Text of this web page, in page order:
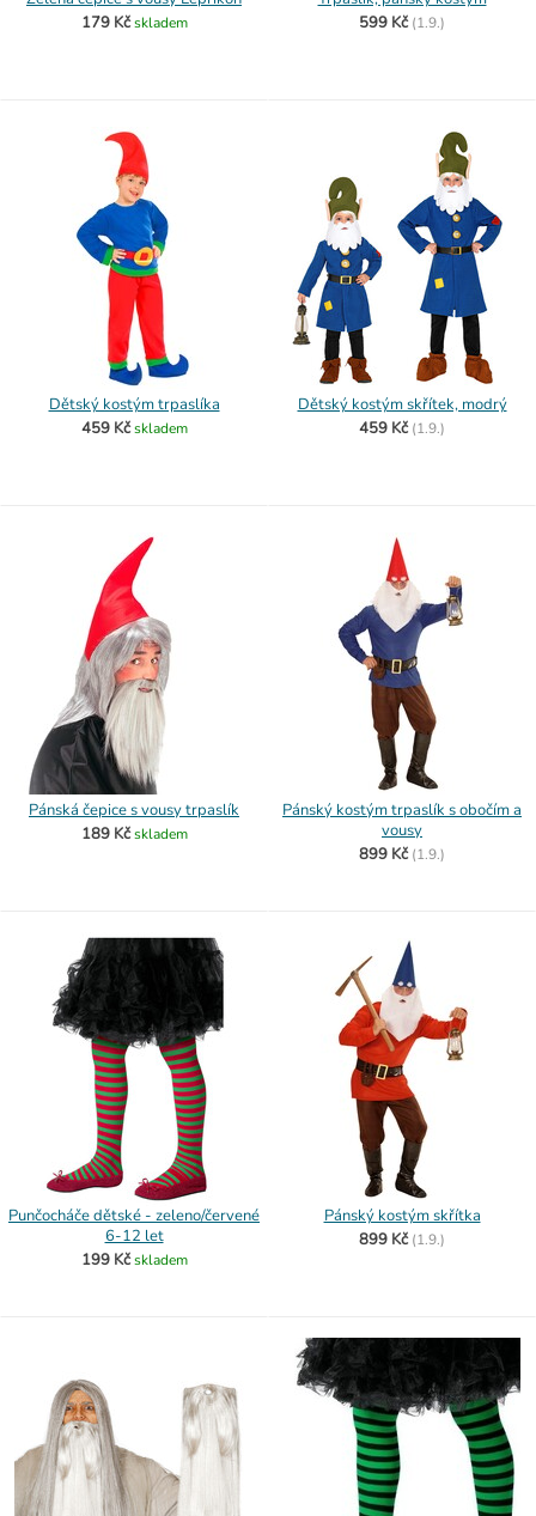
179 Kč skladem
599 Kč (1.9.)
Dětský kostým trpaslíka
459 Kč skladem
Dětský kostým skřítek, modrý
459 Kč (1.9.)
Pánská čepice s vousy trpaslík
189 Kč skladem
Pánský kostým trpaslík s obočím a
vousy
899 Kč (1.9.)
Punčocháče dětské - zeleno/červené
6-12 let
199 Kč skladem
Pánský kostým skřítka
899 Kč (1.9.)